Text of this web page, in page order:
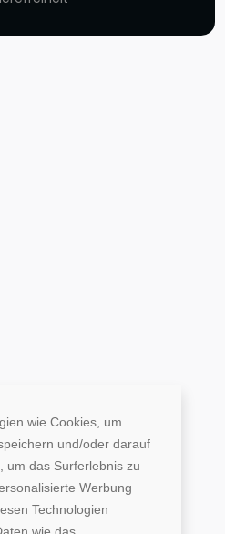
wie Cookies, um
und/oder darauf
um das Surferlebnis zu
Werbung
Technologien